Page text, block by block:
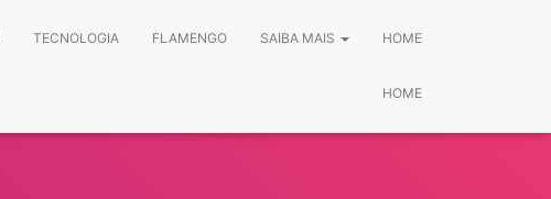
TECNOLOGIA FLAMENGO SAIBA MAIS HOME
HOME